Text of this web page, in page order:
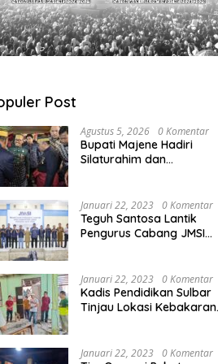
Post
Agustus 5, 2026 0 Komentar
Bupati Majene Hadiri
Silaturahim dan
Polewali Mandar
Januari 22, 2023 0 Komentar
Teguh Santosa Lantik
Pengurus Cabang JMSI
Januari 22, 2023 0 Komentar
Kadis Pendidikan Sulbar
Tinjau Lokasi Kebakaran
Januari 22, 2023 0 Komentar